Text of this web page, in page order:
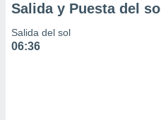
Salida y Puesta del sol
Salida del sol
06:36